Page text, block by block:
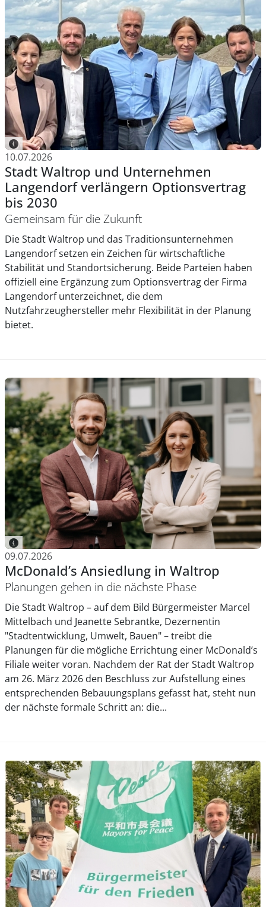
10.07.2026
Stadt Waltrop und Unternehmen
Langendorf verlängern Optionsvertrag
bis 2030
Gemeinsam für die Zukunft
Die Stadt Waltrop und das Traditionsunternehmen
Langendorf setzen ein Zeichen für wirtschaftliche
Stabilität und Standortsicherung. Beide Parteien haben
offiziell eine Ergänzung zum Optionsvertrag der Firma
Langendorf unterzeichnet, die dem
Nutzfahrzeughersteller mehr Flexibilität in der Planung
bietet.
09.07.2026
McDonald’s Ansiedlung in Waltrop
Planungen gehen in die nächste Phase
Die Stadt Waltrop – auf dem Bild Bürgermeister Marcel
Mittelbach und Jeanette Sebrantke, Dezernentin
"Stadtentwicklung, Umwelt, Bauen" – treibt die
Planungen für die mögliche Errichtung einer McDonald’s
Filiale weiter voran. Nachdem der Rat der Stadt Waltrop
am 26. März 2026 den Beschluss zur Aufstellung eines
entsprechenden Bebauungsplans gefasst hat, steht nun
der nächste formale Schritt an: die...